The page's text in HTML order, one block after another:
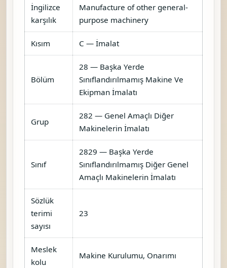
İngilizce
karşılık
Manufacture of other general-
purpose machinery
Kısım C — İmalat
Bölüm
28 — Başka Yerde
Sınıflandırılmamış Makine Ve
Ekipman İmalatı
Grup
282 — Genel Amaçlı Diğer
Makinelerin İmalatı
Sınıf
2829 — Başka Yerde
Sınıflandırılmamış Diğer Genel
Amaçlı Makinelerin İmalatı
Sözlük
terimi
sayısı
23
Meslek
kolu
Makine Kurulumu, Onarımı